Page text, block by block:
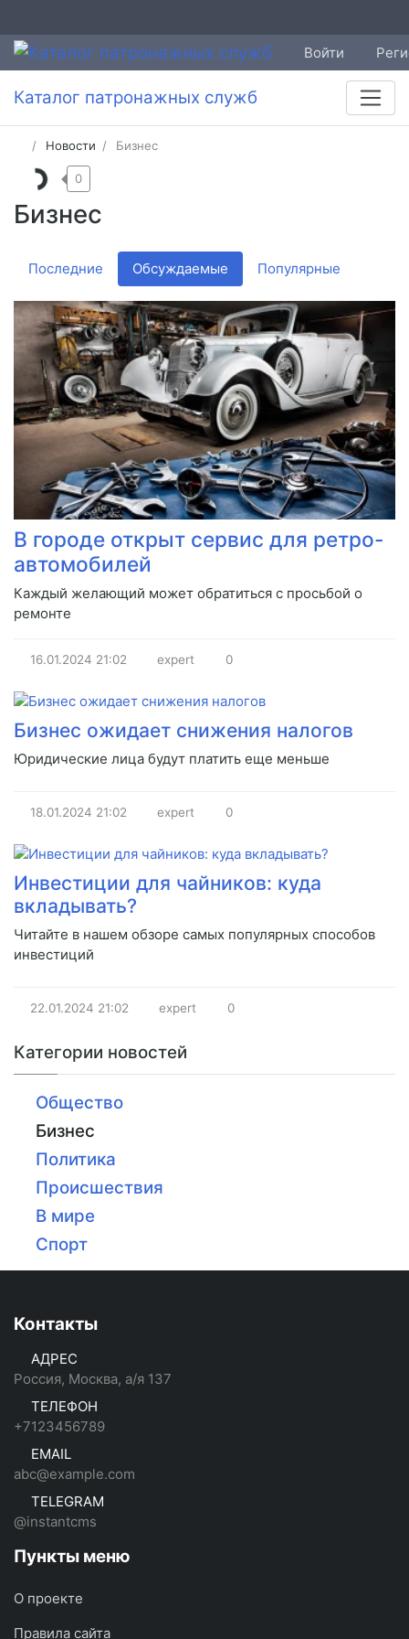
Войти
Каталог патронажных служб
Новости Бизнес
Бизнес
0
Последние Обсуждаемые Популярные
В городе открыт сервис для ретро-
автомобилей
Каждый желающий может обратиться с просьбой о
ремонте
16.01.2024 21:02 expert 0
Бизнес ожидает снижения налогов
Юридические лица будут платить еще меньше
18.01.2024 21:02 expert 0
Инвестиции для чайников: куда
вкладывать?
Читайте в нашем обзоре самых популярных способов
инвестиций
22.01.2024 21:02 expert 0
Категории новостей
Общество
Бизнес
Политика
Происшествия
В мире
Спорт
Контакты
АДРЕС
Россия, Москва, а/я 137
ТЕЛЕФОН
+7123456789
EMAIL
abc@example.com
TELEGRAM
@instantcms
Пункты меню
О проекте
Правила сайта